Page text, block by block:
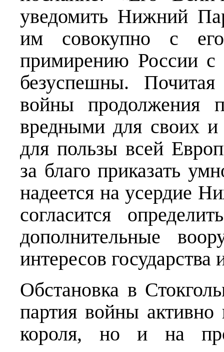
уведомить Нижний
им совокупно с
примирению России
безуспешны.
войны продолжения
вредными для своих и
для пользы всей
за благо приказать
надеется на усердие
согласится
дополнительные
интересов
Обстановка в
партия войны активно
короля, но и на